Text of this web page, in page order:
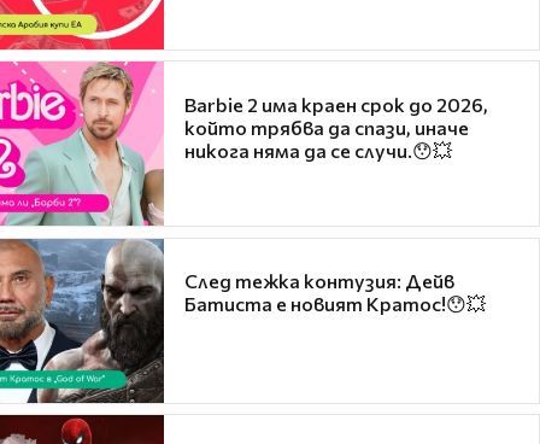
Barbie 2 има краен срок до 2026,
който трябва да спази, иначе
никога няма да се случи.😯💥
След тежка контузия: Дейв
Батиста е новият Кратос!😯💥